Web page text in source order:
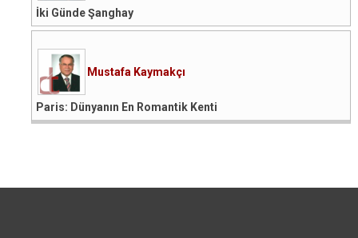
İki Günde Şanghay
Mustafa Kaymakçı
Paris: Dünyanın En Romantik Kenti